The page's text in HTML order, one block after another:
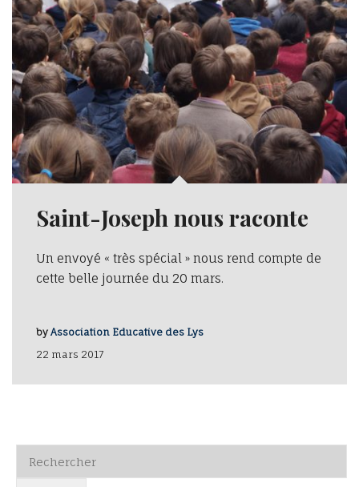
Saint-Joseph nous raconte
Un envoyé « très spécial » nous rend compte de
cette belle journée du 20 mars.
22 mars 2017
by Association Educative des Lys